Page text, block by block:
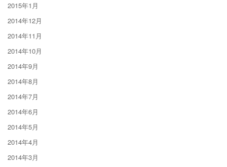
2015年1月
2014年12月
2014年11月
2014年10月
2014年9月
2014年8月
2014年7月
2014年6月
2014年5月
2014年4月
2014年3月